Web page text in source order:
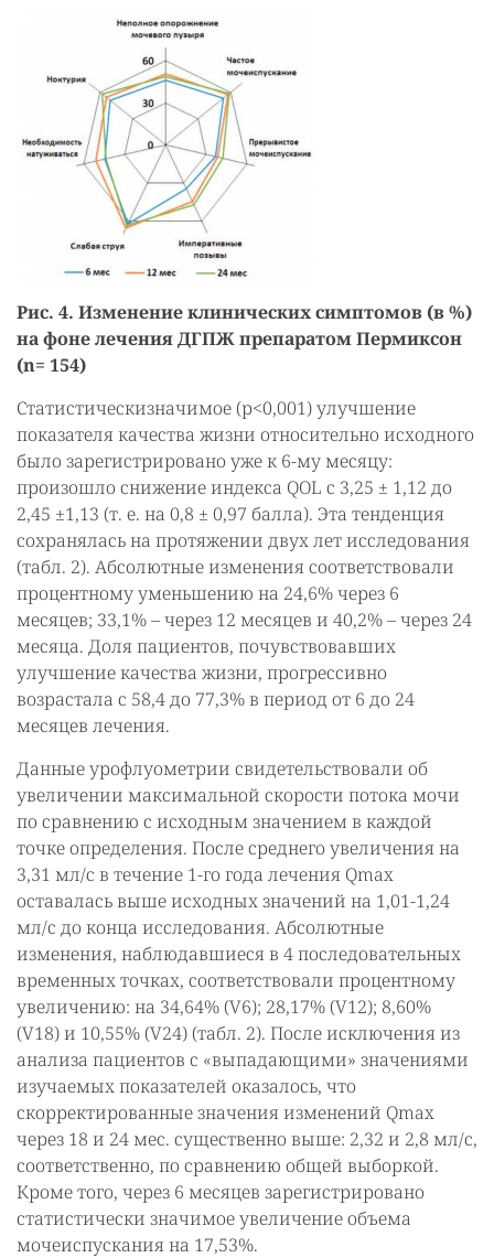
Рис. 4. Изменение клинических симптомов (в %)
на фоне лечения ДГПЖ препаратом Пермиксон
(n= 154)
Статистическизначимое (р<0,001) улучшение
показателя качества жизни относительно исходного
было зарегистрировано уже к 6-му месяцу:
произошло снижение индекса QOL с 3,25 ± 1,12 до
2,45 ±1,13 (т. е. на 0,8 ± 0,97 балла). Эта тенденция
сохранялась на протяжении двух лет исследования
(табл. 2). Абсолютные изменения соответствовали
процентному уменьшению на 24,6% через 6
месяцев; 33,1% – через 12 месяцев и 40,2% – через 24
месяца. Доля пациентов, почувствовавших
улучшение качества жизни, прогрессивно
возрастала с 58,4 до 77,3% в период от 6 до 24
месяцев лечения.
Данные урофлуометрии свидетельствовали об
увеличении максимальной скорости потока мочи
по сравнению с исходным значением в каждой
точке определения. После среднего увеличения на
3,31 мл/с в течение 1-го года лечения Qmax
оставалась выше исходных значений на 1,01-1,24
мл/с до конца исследования. Абсолютные
изменения, наблюдавшиеся в 4 последовательных
временных точках, соответствовали процентному
увеличению: на 34,64% (V6); 28,17% (V12); 8,60%
(V18) и 10,55% (V24) (табл. 2). После исключения из
анализа пациентов с «выпадающими» значениями
изучаемых показателей оказалось, что
скорректированные значения изменений Qmax
через 18 и 24 мес. существенно выше: 2,32 и 2,8 мл/с,
соответственно, по сравнению общей выборкой.
Кроме того, через 6 месяцев зарегистрировано
статистически значимое увеличение объема
мочеиспускания на 17,53%.